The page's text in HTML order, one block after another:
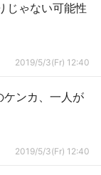
じゃない可能性
2019/5/3(Fr) 12:40
ケンカ、一人が
2019/5/3(Fr) 12:40